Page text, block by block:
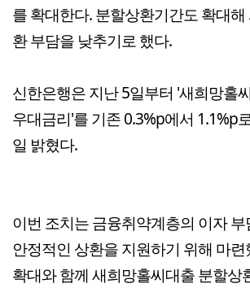
를 확대한다. 분할상환기간도 확대
환 부담을 낮추기로 했다.
신한은행은 지난 5일부터 '새희망홀
우대금리'를 기존 0.3%p에서 1.1%p
일 밝혔다.
이번 조치는 금융취약계층의 이자
안정적인 상환을 지원하기 위해 마
확대와 함께 새희망홀씨대출 분할상